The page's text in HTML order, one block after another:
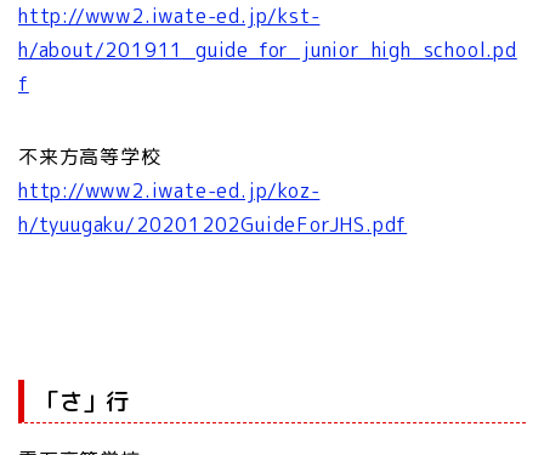
http://www2.iwate-ed.jp/kst-
h/about/201911_guide_for_junior_high_school.pd
f
不来方高等学校
http://www2.iwate-ed.jp/koz-
h/tyuugaku/20201202GuideForJHS.pdf
「さ」行